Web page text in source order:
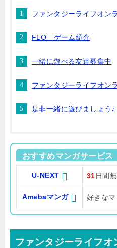
ファンタジーライフオン
FLO ゲーム紹介
一緒に遊べる友達募集中
ファンタジーライフオン
是非一緒に遊びましょう♪
おすすめマンガサービス
U-NEXT 31 日間
Amebaマンガ 好きな
ファンタジーライフオ